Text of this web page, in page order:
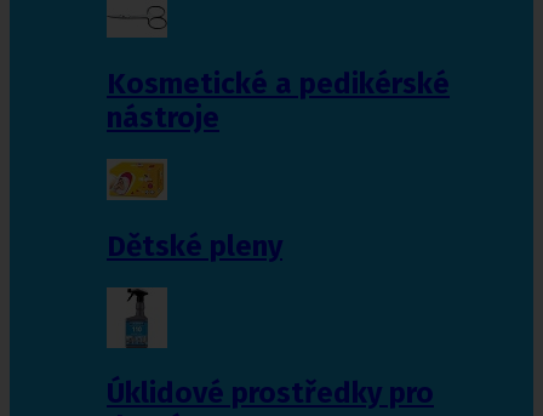
Kosmetické a pedikérské
nástroje
Dětské pleny
Úklidové prostředky pro